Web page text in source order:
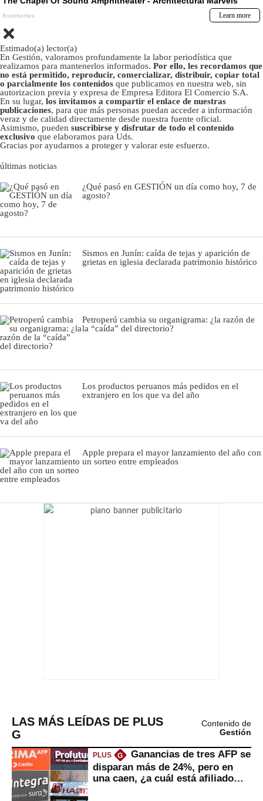
Estimado(a) lector(a)
En Gestión, valoramos profundamente la labor periodística que
realizamos para mantenerlos informados. Por ello, les recordamos que
no está permitido, reproducir, comercializar, distribuir, copiar total
o parcialmente los contenidos que publicamos en nuestra web, sin
autorizacion previa y expresa de Empresa Editora El Comercio S.A.
En su lugar, los invitamos a compartir el enlace de nuestras
publicaciones, para que más personas puedan acceder a información
veraz y de calidad directamente desde nuestra fuente oficial.
Asimismo, pueden suscribirse y disfrutar de todo el contenido
exclusivo que elaboramos para Uds.
Gracias por ayudarnos a proteger y valorar este esfuerzo.
últimas noticias
¿Qué pasó en GESTIÓN un día como hoy, 7 de
agosto?
Sismos en Junín: caída de tejas y aparición de
grietas en iglesia declarada patrimonio histórico
Petroperú cambia su organigrama: ¿la razón de
la “caída” del directorio?
Los productos peruanos más pedidos en el
extranjero en los que va del año
Apple prepara el mayor lanzamiento del año con
un sorteo entre empleados
LAS MÁS LEÍDAS DE PLUS
G
Contenido de
Gestión
PLUS G
Ganancias de tres AFP se
disparan más de 24%, pero en
una caen, ¿a cuál está afiliado